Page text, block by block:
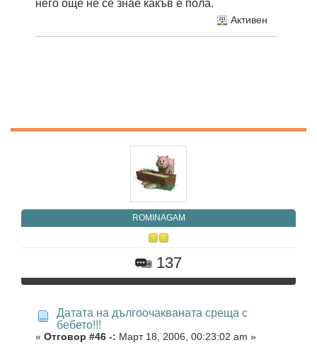
Активен
ROMINAGAM
137
Датата на дългоочакваната среща с
бебето!!!
« Отговор #46 -: Март 18, 2006, 00:23:02 am »